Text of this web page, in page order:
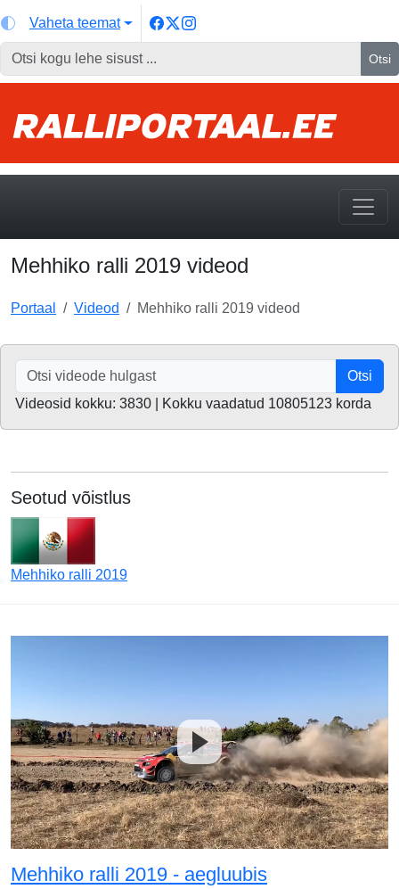
Vaheta teemat
Otsi
Mehhiko ralli 2019 videod
Portaal Videod Mehhiko ralli 2019 videod
Otsi
Videosid kokku: 3830 | Kokku vaadatud 10805123 korda
Seotud võistlus
Mehhiko ralli 2019
Mehhiko ralli 2019 - aegluubis